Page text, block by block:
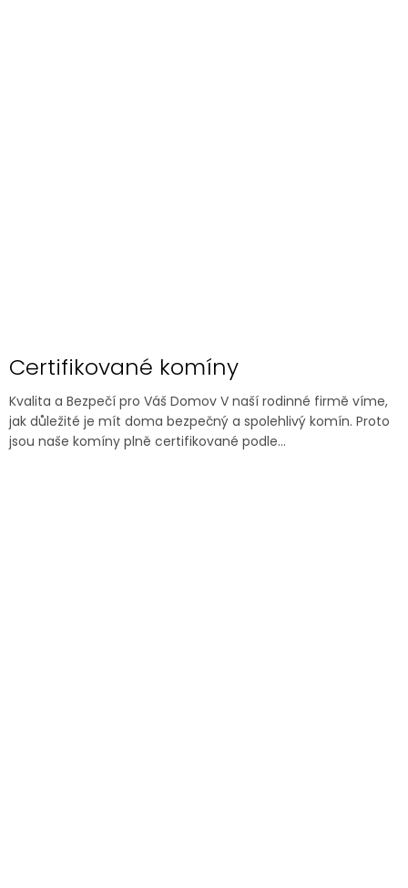
Certifikované komíny
Kvalita a Bezpečí pro Váš Domov V naší rodinné firmě víme,
jak důležité je mít doma bezpečný a spolehlivý komín. Proto
jsou naše komíny plně certifikované podle...